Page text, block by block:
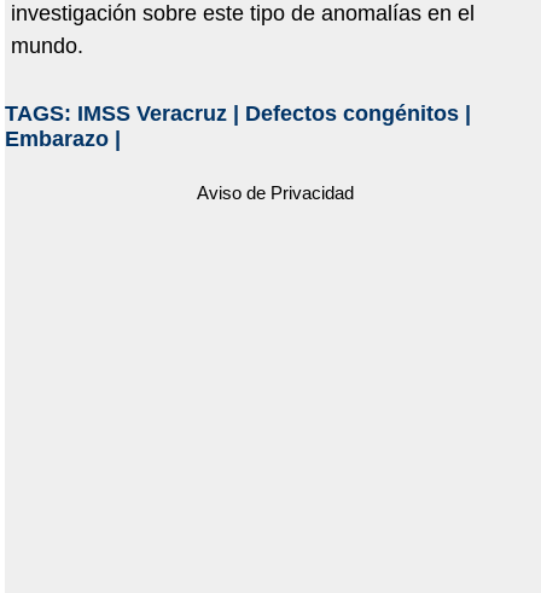
investigación sobre este tipo de anomalías en el
mundo.
TAGS: IMSS Veracruz| Defectos congénitos|
Embarazo|
Aviso de Privacidad